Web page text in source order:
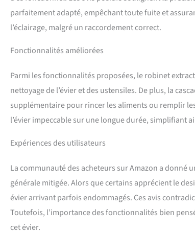
parfaitement adapté, empêchant toute fuite et
l’éclairage, malgré un raccordement correct.
Fonctionnalités améliorées
Parmi les fonctionnalités proposées, le robinet
nettoyage de l’évier et des ustensiles. De plus, la
supplémentaire pour rincer les aliments ou remplir
l’évier impeccable sur une longue durée, simplifiant
Expériences des utilisateurs
La communauté des acheteurs sur Amazon a donné
générale mitigée. Alors que certains apprécient le
évier arrivant parfois endommagés. Ces avis
Toutefois, l’importance des fonctionnalités bien
cet évier.